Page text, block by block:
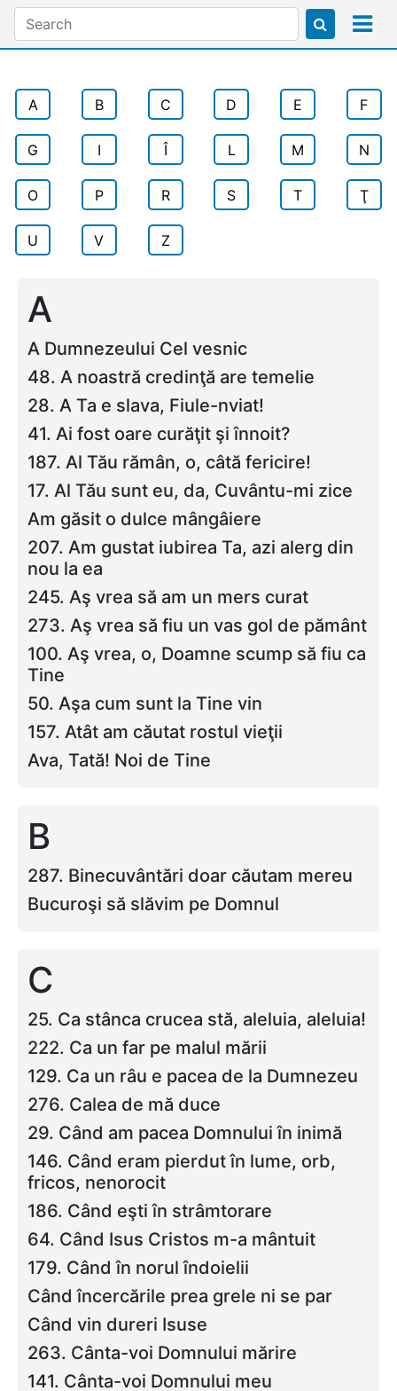
A B C D E F
G I Î L M N
O P R S T Ţ
U V Z
A
A Dumnezeului Cel vesnic
48. A noastră credinţă are temelie
28. A Ta e slava, Fiule-nviat!
41. Ai fost oare curăţit şi înnoit?
187. Al Tău rămân, o, câtă fericire!
17. Al Tău sunt eu, da, Cuvântu-mi zice
Am găsit o dulce mângâiere
207. Am gustat iubirea Ta, azi alerg din
nou la ea
245. Aş vrea să am un mers curat
273. Aş vrea să fiu un vas gol de pământ
100. Aş vrea, o, Doamne scump să fiu ca
Tine
50. Aşa cum sunt la Tine vin
157. Atât am căutat rostul vieţii
Ava, Tată! Noi de Tine
B
287. Binecuvântări doar căutam mereu
Bucuroşi să slăvim pe Domnul
C
25. Ca stânca crucea stă, aleluia, aleluia!
222. Ca un far pe malul mării
129. Ca un râu e pacea de la Dumnezeu
276. Calea de mă duce
29. Când am pacea Domnului în inimă
146. Când eram pierdut în lume, orb,
fricos, nenorocit
186. Când eşti în strâmtorare
64. Când Isus Cristos m-a mântuit
179. Când în norul îndoielii
Când încercările prea grele ni se par
Când vin dureri Isuse
263. Cânta-voi Domnului mărire
141. Cânta-voi Domnului meu